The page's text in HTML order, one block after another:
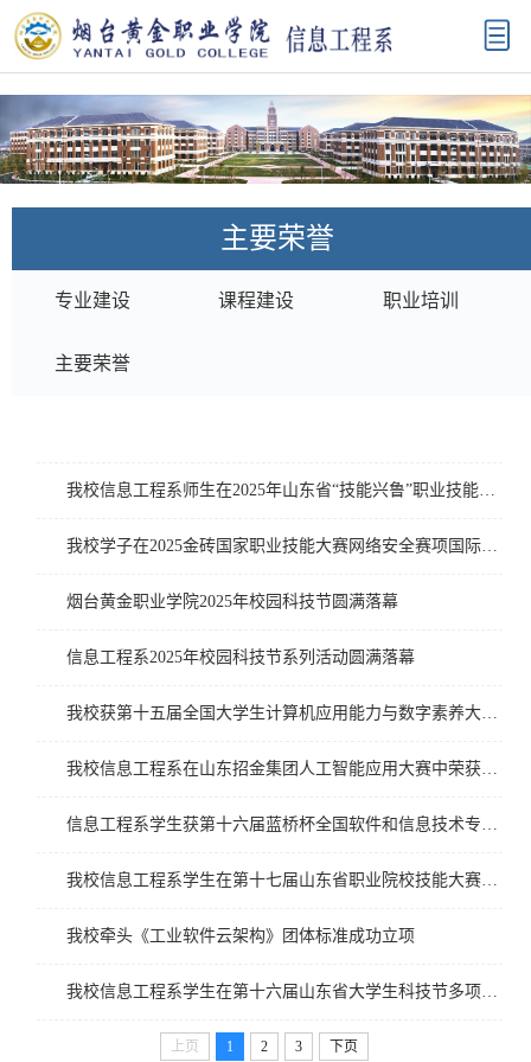
主要荣誉
专业建设 课程建设 职业培训
主要荣誉
我校信息工程系师生在2025年山东省“技能兴鲁”职业技能大赛中获奖10项
我校学子在2025金砖国家职业技能大赛网络安全赛项国际总决赛中荣获二等奖
烟台黄金职业学院2025年校园科技节圆满落幕
信息工程系2025年校园科技节系列活动圆满落幕
我校获第十五届全国大学生计算机应用能力与数字素养大赛烟台区域赛决赛三等奖3项和优秀组织奖
我校信息工程系在山东招金集团人工智能应用大赛中荣获三等奖
信息工程系学生获第十六届蓝桥杯全国软件和信息技术专业人才大赛省赛二等奖2项
我校信息工程系学生在第十七届山东省职业院校技能大赛(高职组)中获奖5项
我校牵头《工业软件云架构》团体标准成功立项
我校信息工程系学生在第十六届山东省大学生科技节多项竞赛中获奖26项
上页 1 2 3 下页